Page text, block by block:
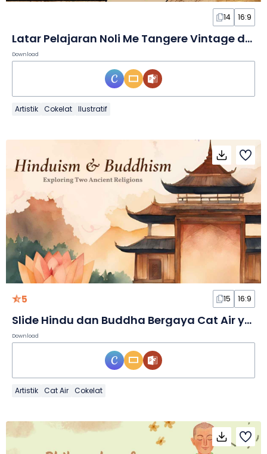
14 16:9
Latar Pelajaran Noli Me Tangere Vintage dalam Slide
Download
Artistik Cokelat Ilustratif
5 15 16:9
Slide Hindu dan Buddha Bergaya Cat Air yang Elegan
Download
Artistik Cat Air Cokelat